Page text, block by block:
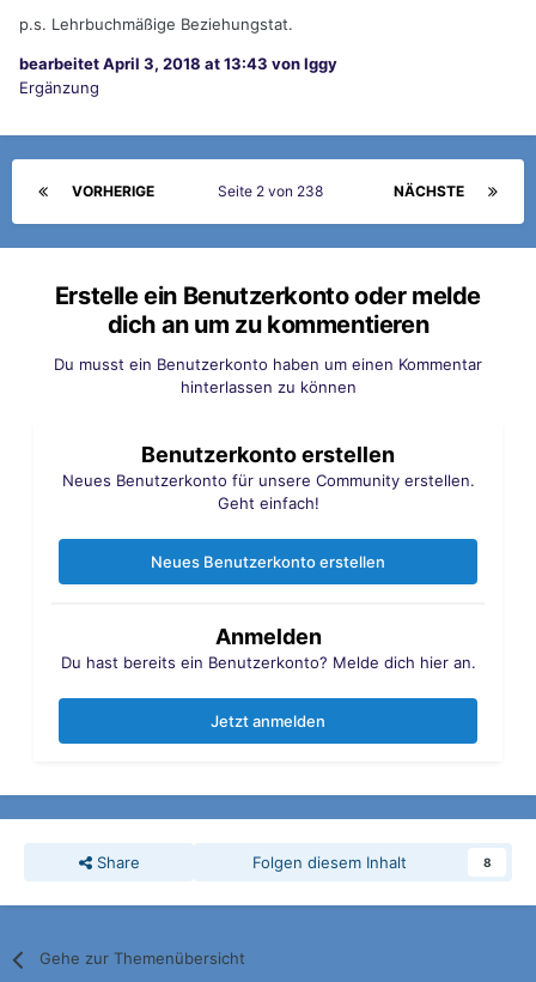
p.s. Lehrbuchmäßige Beziehungstat.
bearbeitetApril 3, 2018 at 13:43 von Iggy
Ergänzung
VORHERIGE NÄCHSTE
Seite 2 von 238
Erstelle ein Benutzerkonto oder melde
dich an um zu kommentieren
Du musst ein Benutzerkonto haben um einen Kommentar
hinterlassen zu können
Benutzerkonto erstellen
Neues Benutzerkonto für unsere Community erstellen.
Geht einfach!
Neues Benutzerkonto erstellen
Anmelden
Du hast bereits ein Benutzerkonto? Melde dich hier an.
Jetzt anmelden
Share Folgen diesem Inhalt 8
Gehe zur Themenübersicht